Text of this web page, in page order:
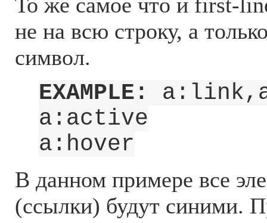
не на всю строку, а
символ.
EXAMPLE:
a:active
a:hover
В данном примере все
(ссылки) будут синими.